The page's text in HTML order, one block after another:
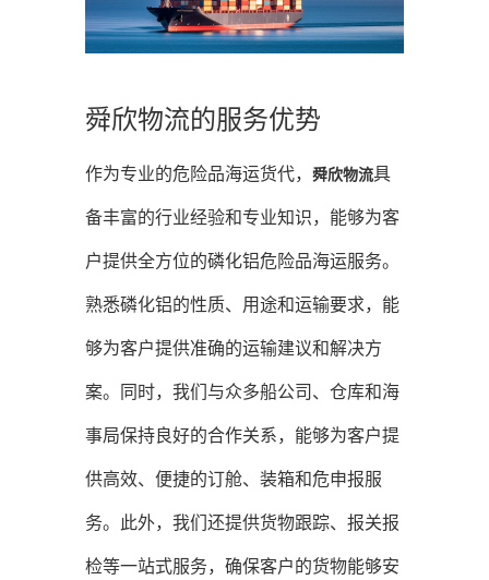
舜欣物流的服务优势
作为专业的危险品海运货代， 舜欣物流具
备丰富的行业经验和专业知识，能够为客
户提供全方位的磷化铝危险品海运服务。
熟悉磷化铝的性质、用途和运输要求，能
够为客户提供准确的运输建议和解决方
案。同时，我们与众多船公司、仓库和海
事局保持良好的合作关系，能够为客户提
供高效、便捷的订舱、装箱和危申报服
务。此外，我们还提供货物跟踪、报关报
检等一站式服务，确保客户的货物能够安